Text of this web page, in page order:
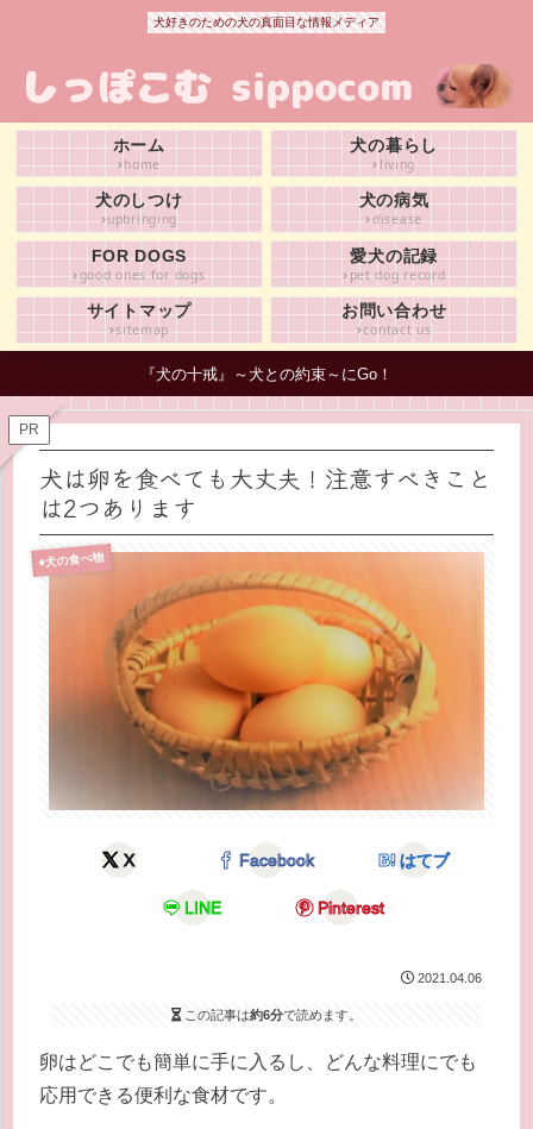
犬好きのための犬の真面目な情報メディア
ホーム
home
犬の暮らし
living
犬のしつけ
upbringing
犬の病気
disease
FOR DOGS
good ones for dogs
愛犬の記録
pet dog record
サイトマップ
sitemap
お問い合わせ
contact us
『犬の十戒』～犬との約束～にGo！
PR
犬は卵を食べても大丈夫！注意すべきこと
は2つあります
♦犬の食べ物
X Facebook はてブ
LINE Pinterest
2021.04.06
この記事は約6分で読めます。
卵はどこでも簡単に手に入るし、どんな料理にでも
応用できる便利な食材です。